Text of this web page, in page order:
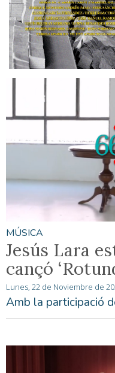
MÚSICA
Jesús Lara
cançó
Lunes, 22 de Noviembre de
Amb la participació